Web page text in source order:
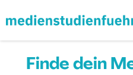
Finde dein